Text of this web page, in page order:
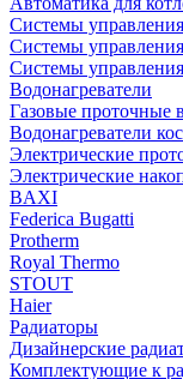
Системы
Системы
Системы
Водонагреватели
Газовые проточные
Водонагреватели
Электрические
Электрические
BAXI
Federica Bugatti
Protherm
Royal Thermo
STOUT
Haier
Радиаторы
Дизайнерские
Комплектующие к